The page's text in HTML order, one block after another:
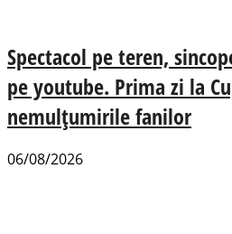
Spectacol pe teren,
pe youtube. Prima zi la
nemulțumirile fanilor
06/08/2026